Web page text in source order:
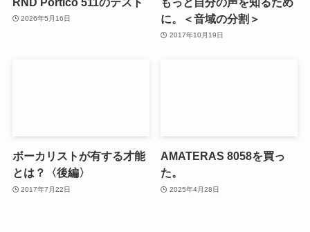
2026年5月16日
に。＜音域の分割＞
2017年10月19日
ボーカリストが有する才能
とは？〈後編〉
2017年7月22日
AMATERAS 8058を買っ
た。
2025年4月28日